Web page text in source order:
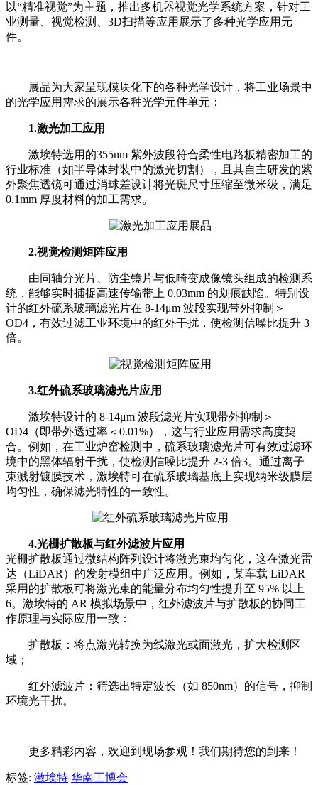
以“精准视觉”为主题，推出多机器视觉光学系统方案，针对工
业测量、视觉检测、3D扫描等应用展示了多种光学应用元
件。
展品为大家呈现模块化下的各种光学设计，将工业场景中
的光学应用需求的展示各种光学元件单元：
1.激光加工应用
激埃特选用的355nm 紫外波段符合柔性电路板精密加工的
行业标准（如半导体封装中的激光切割），且其自主研发的紫
外聚焦透镜可通过消球差设计将光斑尺寸压缩至微米级，满足
0.1mm 厚度材料的加工需求。
2.视觉检测矩阵应用
由同轴分光片、防尘镜片与低畸变成像镜头组成的检测系
统，能够实时捕捉高速传输带上 0.03mm 的划痕缺陷。特别设
计的红外硫系玻璃滤光片在 8-14μm 波段实现带外抑制＞
OD4，有效过滤工业环境中的红外干扰，使检测信噪比提升 3
倍。
3.红外硫系玻璃滤光片应用
激埃特设计的 8-14μm 波段滤光片实现带外抑制＞
OD4（即带外透过率＜0.01%），这与行业应用需求高度契
合。例如，在工业炉窑检测中，硫系玻璃滤光片可有效过滤环
境中的黑体辐射干扰，使检测信噪比提升 2-3 倍3。通过离子
束溅射镀膜技术，激埃特可在硫系玻璃基底上实现纳米级膜层
均匀性，确保滤光特性的一致性。
4.光栅扩散板与红外滤波片应用
光栅扩散板通过微结构阵列设计将激光束均匀化，这在激光雷
达（LiDAR）的发射模组中广泛应用。例如，某车载 LiDAR
采用的扩散板可将激光束的能量分布均匀性提升至 95% 以上
6。激埃特的 AR 模拟场景中，红外滤波片与扩散板的协同工
作原理与实际应用一致：
扩散板：将点激光转换为线激光或面激光，扩大检测区
域；
红外滤波片：筛选出特定波长（如 850nm）的信号，抑制
环境光干扰。
更多精彩内容，欢迎到现场参观！我们期待您的到来！
标签: 激埃特 华南工博会